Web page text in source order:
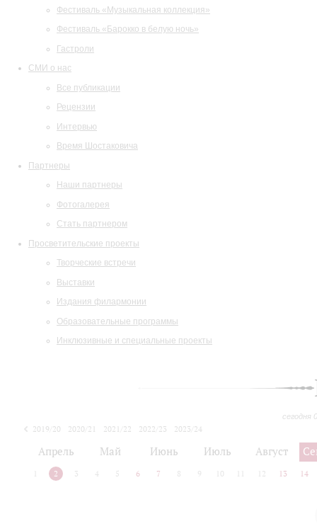
Фестиваль «Музыкальная коллекция»
Фестиваль «Барокко в белую ночь»
Гастроли
СМИ о нас
Все публикации
Рецензии
Интервью
Время Шостаковича
Партнеры
Наши партнеры
Фотогалерея
Стать партнером
Просветительские проекты
Творческие встречи
Выставки
Издания филармонии
Образовательные программы
Инклюзивные и специальные проекты
сегодня
2019/20 2020/21 2021/22 2022/23
2023/24
Апрель Май Июнь Июль Август
2 3 4 5 6 7 8 9 10 12 13 14